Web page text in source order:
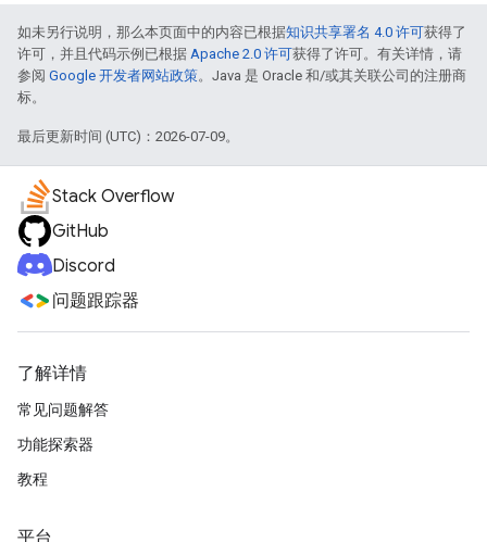
如未另行说明，那么本页面中的内容已根据知识共享署名 4.0 许可获得了
许可，并且代码示例已根据 Apache 2.0 许可获得了许可。有关详情，请
参阅 Google 开发者网站政策。Java 是 Oracle 和/或其关联公司的注册商
标。
最后更新时间 (UTC)：2026-07-09。
Stack Overflow
GitHub
Discord
问题跟踪器
了解详情
常见问题解答
功能探索器
教程
平台